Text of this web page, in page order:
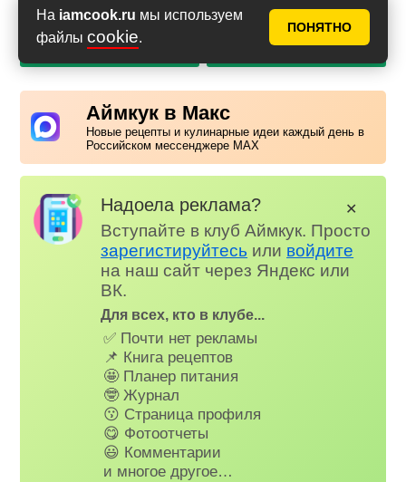
На iamcook.ru мы используем
файлы cookie.
ПОНЯТНО
PDF с фото PDF без фото
Аймкук в Макс
Новые рецепты и кулинарные идеи каждый день в
Российском мессенджере MAX
Надоела реклама?
Вступайте в клуб Аймкук. Просто
зарегистируйтесь или войдите
на наш сайт через Яндекс или
ВК.
Для всех, кто в клубе...
✅ Почти нет рекламы
📌 Книга рецептов
🤩 Планер питания
🤓 Журнал
😗 Страница профиля
😋 Фотоотчеты
😃 Комментарии
и многое другое…
✕